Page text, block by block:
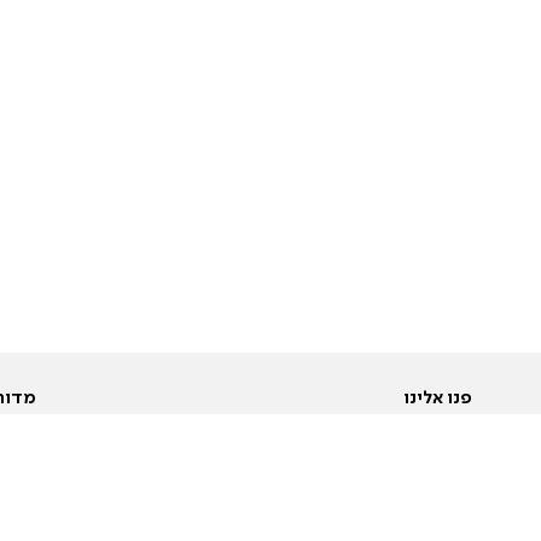
פנו אלינו